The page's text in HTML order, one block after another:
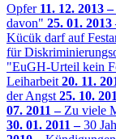
Opfer 11. 12. 2013 –
davon" 25. 01. 2013
Kücük darf auf
für
"EuGH-Urteil kein
Leiharbeit 20. 11.
der Angst 25. 10.
07. 2011 –Zu viele
30. 01. 2011 –30